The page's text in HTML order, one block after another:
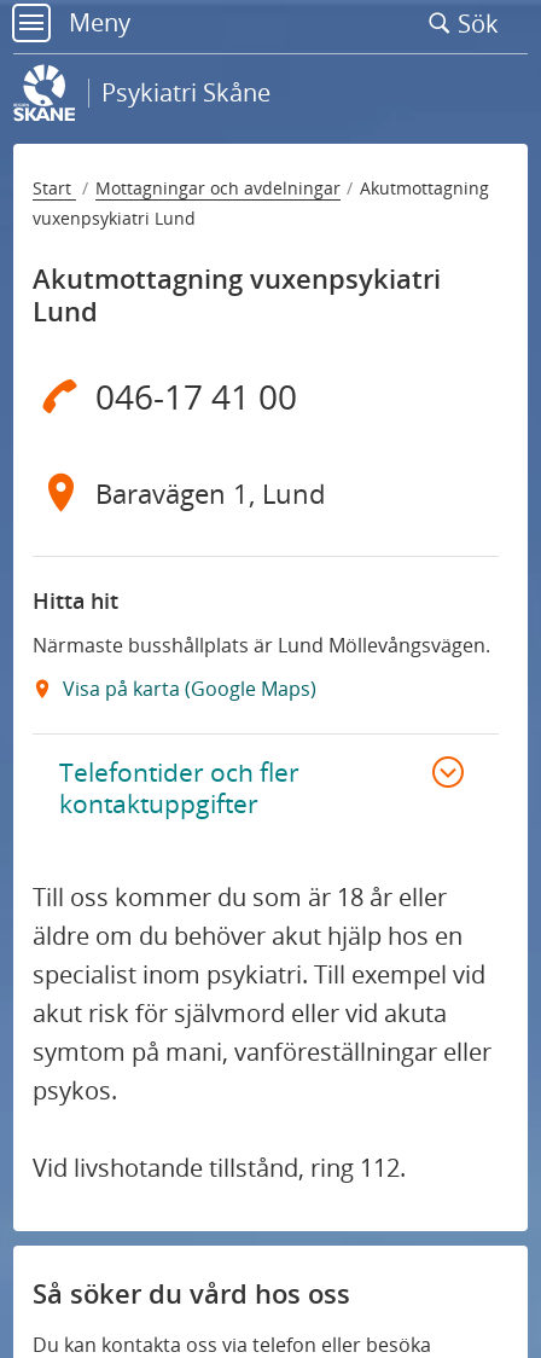
Gå
till
sidans
innehåll
Meny
Sök
meny
Psykiatri Skåne
Start Mottagningar och avdelningar
Akutmottagning
vuxenpsykiatri Lund
Akutmottagning vuxenpsykiatri
Lund
046-17 41 00
Baravägen 1, Lund
Hitta hit
Närmaste busshållplats är Lund Möllevångsvägen.
Visa på karta (Google Maps)
Telefontider och fler
kontaktuppgifter
Till oss kommer du som är 18 år eller
äldre om du behöver akut hjälp hos en
specialist inom psykiatri. Till exempel vid
akut risk för självmord eller vid akuta
symtom på mani, vanföreställningar eller
psykos.
Vid livshotande tillstånd, ring 112.
Så söker du vård hos oss
Du kan kontakta oss via telefon eller besöka